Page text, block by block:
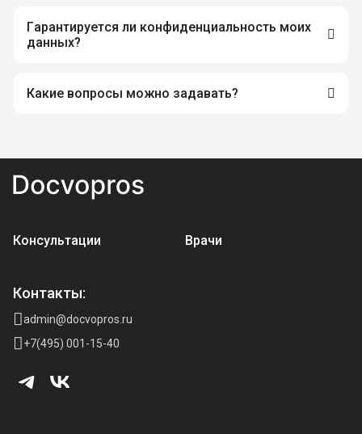
Гарантируется ли конфиденциальность моих
данных?
Какие вопросы можно задавать?
Консультации Врачи
Контакты:
admin@docvopros.ru
+7(495) 001-15-40